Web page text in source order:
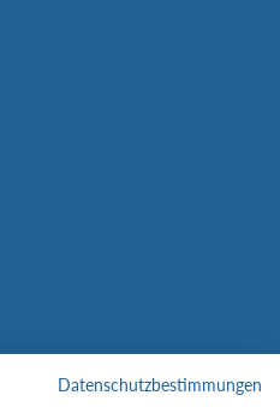
Datenschutzbestimmungen